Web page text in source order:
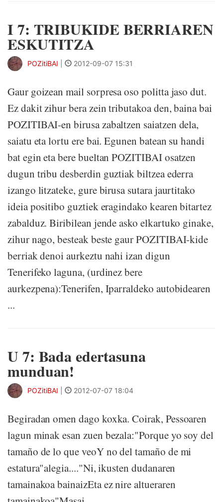
I 7: TRIBUKIDE BERRIAREN
ESKUTITZA
POZitiBAI 2012-09-07 15:31
Gaur goizean mail sorpresa oso politta jaso dut.
Ez dakit zihur bera zein tributakoa den, baina bai
POZITIBAI-en birusa zabaltzen saiatzen dela,
saiatu eta lortu ere bai. Egunen batean su handi
bat egin eta bere bueltan POZITIBAI osatzen
dugun tribu desberdin guztiak biltzea ederra
izango litzateke, gure birusa sutara jaurtitako
ideia positibo guztiek eragindako kearen bitartez
zabalduz. Biribilean jende asko elkartuko ginake,
zihur nago, besteak beste gaur POZITIBAI-kide
berriak denoi aurkeztu nahi izan digun
Tenerifeko laguna, (urdinez bere
aurkezpena):Tenerifen, Iparraldeko autobidearen
...
U 7: Bada edertasuna
munduan!
POZitiBAI 2012-07-07 18:04
Begiradan omen dago koxka. Coirak, Pessoaren
lagun minak esan zuen bezala:"Porque yo soy del
tamaño de lo que veoY no del tamaño de mi
estatura"alegia...."Ni, ikusten dudanaren
tamainakoa bainaizEta ez nire altueraren